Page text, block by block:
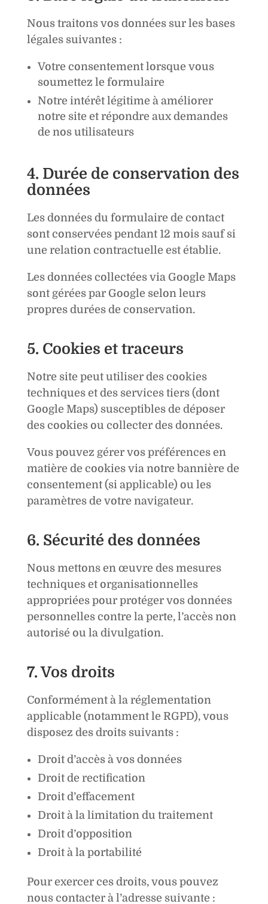
Nous traitons vos données sur les bases
légales suivantes :
Votre consentement lorsque vous
soumettez le formulaire
Notre intérêt légitime à améliorer
notre site et répondre aux demandes
de nos utilisateurs
4. Durée de conservation des
données
Les données du formulaire de contact
sont conservées pendant 12 mois sauf si
une relation contractuelle est établie.
Les données collectées via Google Maps
sont gérées par Google selon leurs
propres durées de conservation.
5. Cookies et traceurs
Notre site peut utiliser des cookies
techniques et des services tiers (dont
Google Maps) susceptibles de déposer
des cookies ou collecter des données.
Vous pouvez gérer vos préférences en
matière de cookies via notre bannière de
consentement (si applicable) ou les
paramètres de votre navigateur.
6. Sécurité des données
Nous mettons en œuvre des mesures
techniques et organisationnelles
appropriées pour protéger vos données
personnelles contre la perte, l’accès non
autorisé ou la divulgation.
7. Vos droits
Conformément à la réglementation
applicable (notamment le RGPD), vous
disposez des droits suivants :
Droit d’accès à vos données
Droit de rectification
Droit d’effacement
Droit à la limitation du traitement
Droit d’opposition
Droit à la portabilité
Pour exercer ces droits, vous pouvez
nous contacter à l’adresse suivante :